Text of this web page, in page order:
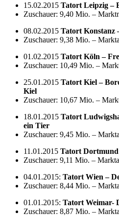
15.02.2015 Tatort Leipzig –
Zuschauer: 9,40 Mio. –
08.02.2015 Tatort Konstanz
Zuschauer: 9,38 Mio. –
01.02.2015 Tatort Köln –
Zuschauer: 10,49 Mio. –
25.01.2015 Tatort Kiel –
Kiel
Zuschauer: 10,67 Mio. –
18.01.2015 Tatort
ein Tier
Zuschauer: 9,45 Mio. –
11.01.2015 Tatort
Zuschauer: 9,11 Mio. –
04.01.2015: Tatort Wien –
Zuschauer: 8,44 Mio. –
01.01.2015: Tatort Weimar-
Zuschauer: 8,87 Mio. –